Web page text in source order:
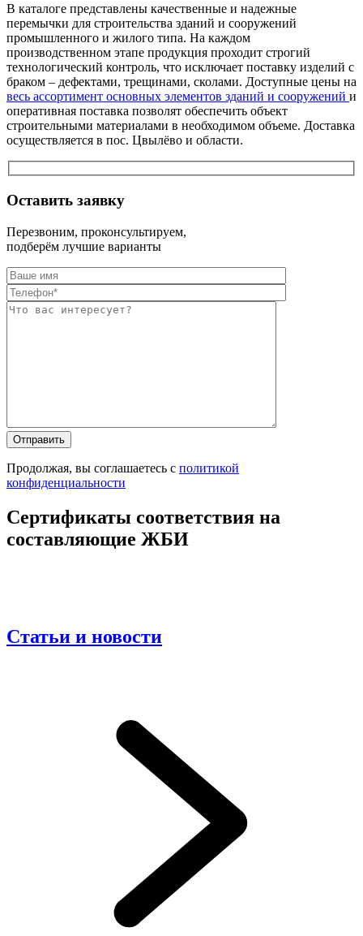
В каталоге представлены качественные и надежные
перемычки для строительства зданий и сооружений
промышленного и жилого типа. На каждом
производственном этапе продукция проходит строгий
технологический контроль, что исключает поставку изделий с
браком – дефектами, трещинами, сколами. Доступные цены на
весь ассортимент основных элементов зданий и сооружений и
оперативная поставка позволят обеспечить объект
строительными материалами в необходимом объеме. Доставка
осуществляется в пос. Цвылёво и области.
Оставить заявку
Перезвоним, проконсультируем,
подберём лучшие варианты
Продолжая, вы соглашаетесь с политикой
конфиденциальности
Сертификаты соответствия на
составляющие ЖБИ
Статьи и новости